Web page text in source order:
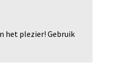
het plezier! Gebruik